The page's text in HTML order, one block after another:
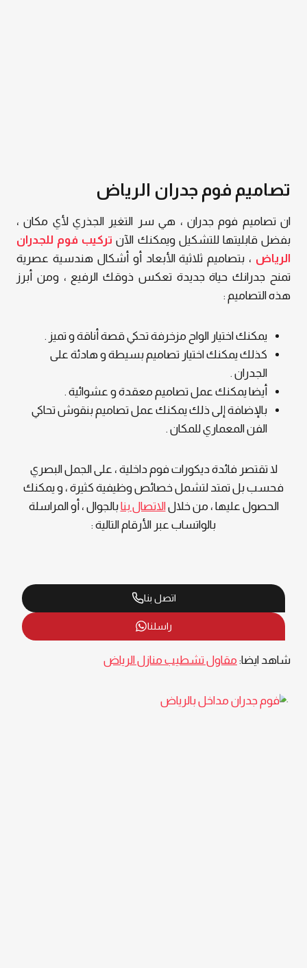
تصاميم فوم جدران الرياض
ان تصاميم فوم جدران ، هي سر التغير الجذري لأي مكان ،
بفضل قابليتها للتشكيل ويمكنك الآن تركيب فوم للجدران
الرياض ، بتصاميم ثلاثية الأبعاد أو أشكال هندسية عصرية
تمنح جدرانك حياة جديدة تعكس ذوقك الرفيع ، ومن أبرز
هذه التصاميم :
يمكنك اختيار الواح مزخرفة تحكي قصة أناقة و تميز .
كذلك يمكنك اختيار تصاميم بسيطة و هادئة على
الجدران .
أيضا يمكنك عمل تصاميم معقدة و عشوائية .
بالإضافة إلى ذلك يمكنك عمل تصاميم بنقوش تحاكي
الفن المعماري للمكان .
لا تقتصر فائدة ديكورات فوم داخلية ، على الجمل البصري
فحسب بل تمتد لتشمل خصائص وظيفية كثيرة ، و يمكنك
الحصول عليها ، من خلالالاتصال بنابالجوال ، أو المراسلة
بالواتساب عبر الأرقام التالية :
اتصل بنا
راسلنا
شاهد ايضا: مقاول تشطيب منازل الرياض